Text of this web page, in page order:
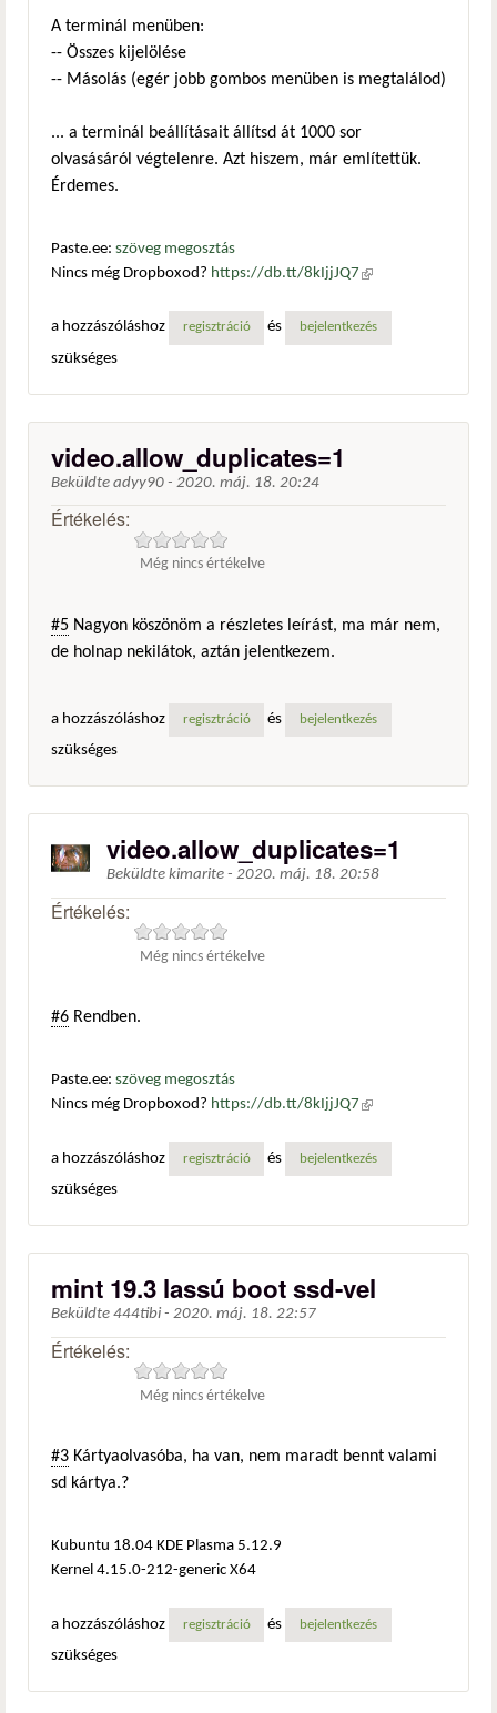
A terminál menüben:
-- Összes kijelölése
-- Másolás (egér jobb gombos menüben is megtalálod)
... a terminál beállításait állítsd át 1000 sor
olvasásáról végtelenre. Azt hiszem, már említettük.
Érdemes.
Paste.ee: szöveg megosztás
Nincs még Dropboxod? https://db.tt/8kIjjJQ7 (külső
a hozzászóláshoz
regisztráció és bejelentkezés
szükséges
video.allow_duplicates=1
Beküldte adyy90 - 2020. máj. 18. 20:24
Értékelés:
Még nincs értékelve
#5 Nagyon köszönöm a részletes leírást, ma már nem,
de holnap nekilátok, aztán jelentkezem.
a hozzászóláshoz regisztráció és bejelentkezés
szükséges
video.allow_duplicates=1
Beküldte kimarite - 2020. máj. 18. 20:58
Értékelés:
Még nincs értékelve
#6 Rendben.
Paste.ee: szöveg megosztás
Nincs még Dropboxod? https://db.tt/8kIjjJQ7 (külső
a hozzászóláshoz
regisztráció és bejelentkezés
szükséges
mint 19.3 lassú boot ssd-vel
Beküldte 444tibi - 2020. máj. 18. 22:57
Értékelés:
Még nincs értékelve
#3 Kártyaolvasóba, ha van, nem maradt bennt valami
sd kártya.?
Kubuntu 18.04 KDE Plasma 5.12.9
Kernel 4.15.0-212-generic X64
a hozzászóláshoz regisztráció és bejelentkezés
szükséges